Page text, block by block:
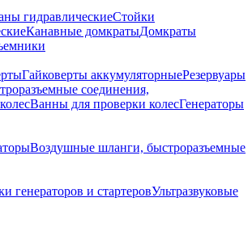
гидравлическиеСтойки
Канавные домкратыДомкраты
Гайковерты аккумуляторныеРезервуары
соединения,
Ванны для проверки колесГенераторы
Воздушные шланги, быстроразъемные
генераторов и стартеровУльтразвуковые